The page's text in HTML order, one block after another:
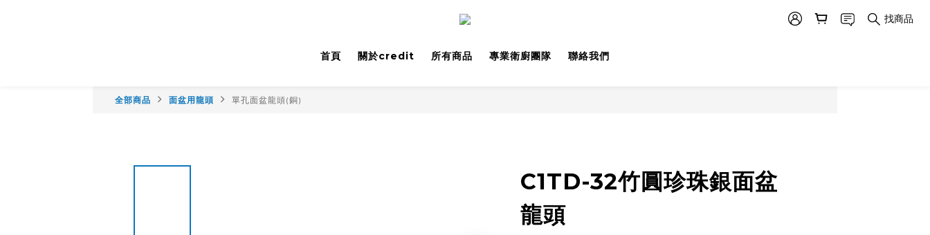
找商品
首頁 關於credit 所有商品 專業衛廚團隊 聯絡我們
全部商品 面盆用龍頭 單孔面盆龍頭(銅)
C1TD-32竹圓珍珠銀面盆
龍頭